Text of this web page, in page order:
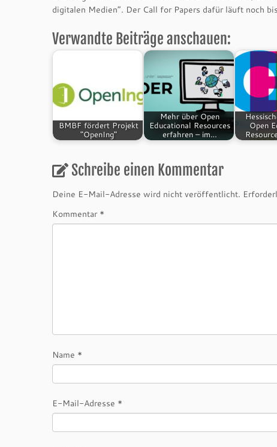
digitalen Medien“. Der Call for Papers dafür läuft noch
Verwandte Beiträge anschauen:
BMBF fördert Projekt
"OpenIng"
Mehr über Open
Educational Resources
erfahren – im…
Open
Schreibe einen Kommentar
Deine E-Mail-Adresse wird nicht veröffentlicht.
Kommentar *
Name *
E-Mail-Adresse *